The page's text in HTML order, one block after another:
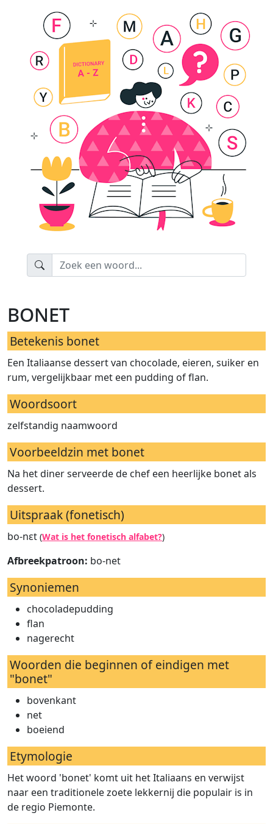
bonet
Betekenis bonet
Een Italiaanse dessert van chocolade, eieren, suiker en
rum, vergelijkbaar met een pudding of flan.
Woordsoort
zelfstandig naamwoord
Voorbeeldzin met bonet
Na het diner serveerde de chef een heerlijke bonet als
dessert.
Uitspraak (fonetisch)
bo-nɛt (Wat is het fonetisch alfabet?)
Afbreekpatroon: bo-net
Synoniemen
chocoladepudding
flan
nagerecht
Woorden die beginnen of eindigen met
"bonet"
bovenkant
net
boeiend
Etymologie
Het woord 'bonet' komt uit het Italiaans en verwijst
naar een traditionele zoete lekkernij die populair is in
de regio Piemonte.